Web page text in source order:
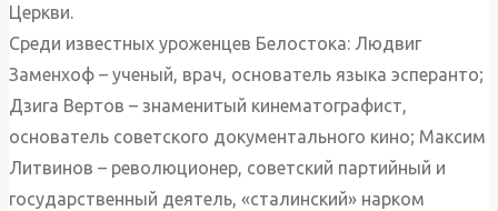
Церкви.
Среди известных уроженцев Белостока: Людвиг
Заменхоф – ученый, врач, основатель языка эсперанто;
Дзига Вертов – знаменитый кинематографист,
основатель советского документального кино; Максим
Литвинов – революционер, советский партийный и
государственный деятель, «сталинский» нарком